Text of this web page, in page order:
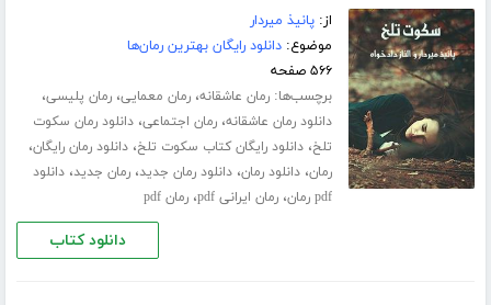
از:پانیذ میردار
موضوع:دانلود رایگان بهترین رمان‌ها
۵۶۶ صفحه
برچسب‌ها:رمان عاشقانه،رمان معمایی،رمان پلیسی،
دانلود رمان عاشقانه،رمان اجتماعی،دانلود رمان سکوت
تلخ،دانلود رایگان کتاب سکوت تلخ،دانلود رمان رایگان،
رمان،دانلود رمان،دانلود رمان جدید،رمان جدید،دانلود
pdf رمان
،رمان ایرانی pdf ،رمان pdf
دانلود کتاب